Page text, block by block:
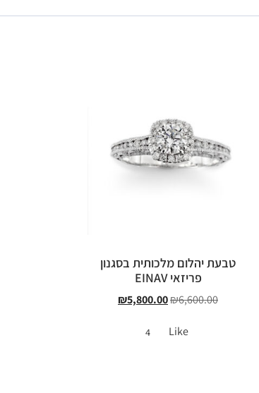
טבעת יהלום מלכותית בסגנון
פריזאי EINAV
₪6,600.00
₪5,800.00
Like
4